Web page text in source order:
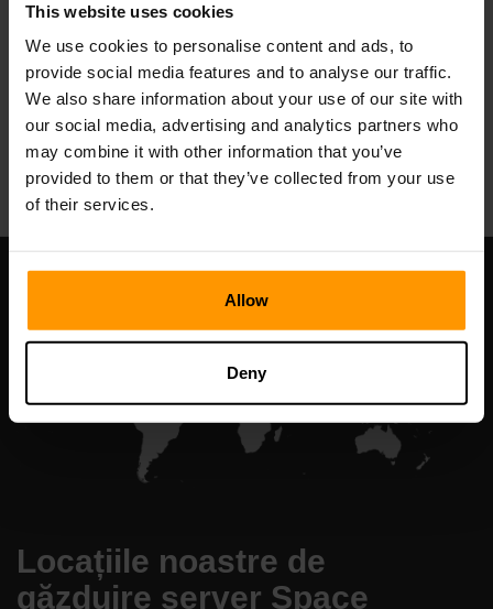
This website uses cookies
We use cookies to personalise content and ads, to
provide social media features and to analyse our traffic.
We also share information about your use of our site with
our social media, advertising and analytics partners who
may combine it with other information that you’ve
provided to them or that they’ve collected from your use
of their services.
Allow
Deny
Valheim
Găzduire server
All Games
Locațiile noastre de
găzduire server Space